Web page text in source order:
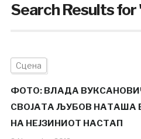
Search Results for
Сцена
ФОТО: ВЛАДА
СВОЈАТА ЉУБОВ НАТАША
НА НЕЈЗИНИОТ НАСТАП